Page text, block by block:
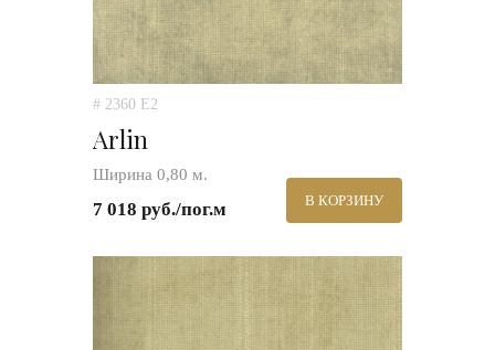
# 2360 E2
Arlin
Ширина 0,80 м.
7 018 руб./пог.м В КОРЗИНУ